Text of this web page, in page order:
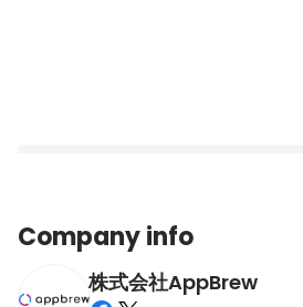
LIPS Productionが切り開く、次世代の美
Company info
株式会社AppBrew